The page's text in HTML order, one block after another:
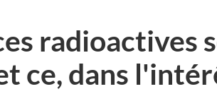
radioactives
ce, dans